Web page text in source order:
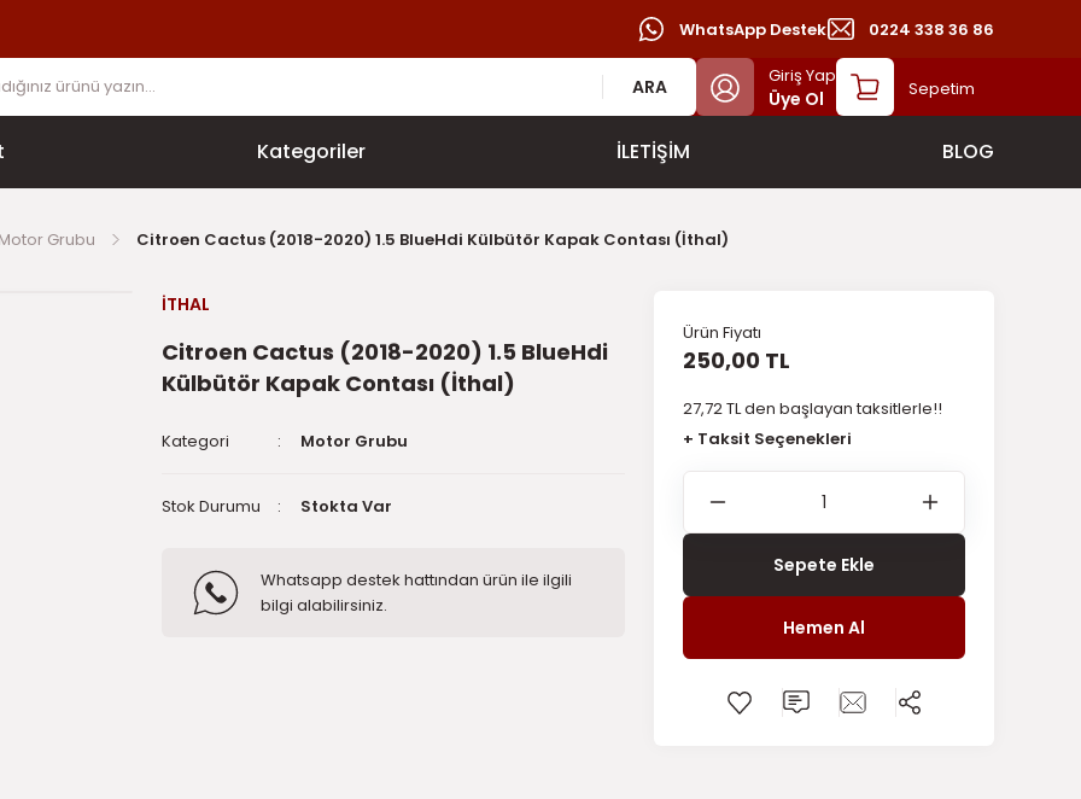
WhatsApp Destek 0224 338 36 86
ARA Giriş Yap
Üye Ol Sepetim
Kategoriler İLETİŞİM BLOG
Motor Grubu Citroen Cactus (2018-2020) 1.5 BlueHdi Külbütör Kapak Contası (İthal)
İTHAL
Citroen Cactus (2018-2020) 1.5 BlueHdi
Külbütör Kapak Contası (İthal)
Kategori Motor Grubu
Stok Durumu Stokta Var
Whatsapp destek hattından ürün ile ilgili
bilgi alabilirsiniz.
Ürün Fiyatı
250,00 TL
27,72 TL den başlayan taksitlerle!!
+ Taksit Seçenekleri
Sepete Ekle
Hemen Al